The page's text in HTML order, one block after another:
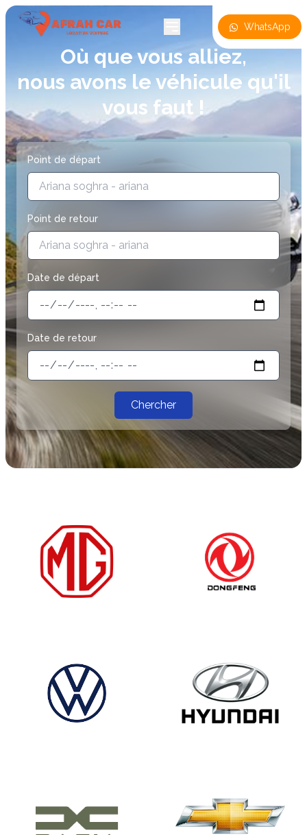
WhatsApp
Où que vous alliez,
nous avons le véhicule qu'il
vous faut !
Point de départ
Point de retour
Date de départ
Date de retour
Chercher